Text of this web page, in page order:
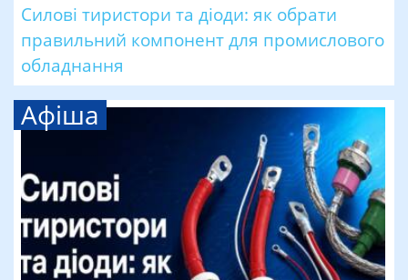
Силові тиристори та діоди: як обрати
правильний компонент для промислового
обладнання
Афіша